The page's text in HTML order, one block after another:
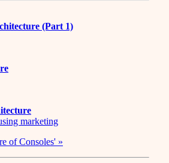
(Part 1)
marketing
of Consoles' »